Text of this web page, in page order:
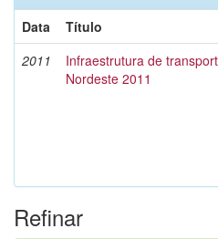
Data
Título
2011
Infraestrutura de
Nordeste 2011
Refinar